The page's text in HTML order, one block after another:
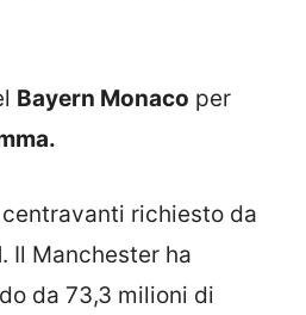
Bayern Monaco per
richiesto da
. Il Manchester ha
da 73,3 milioni di